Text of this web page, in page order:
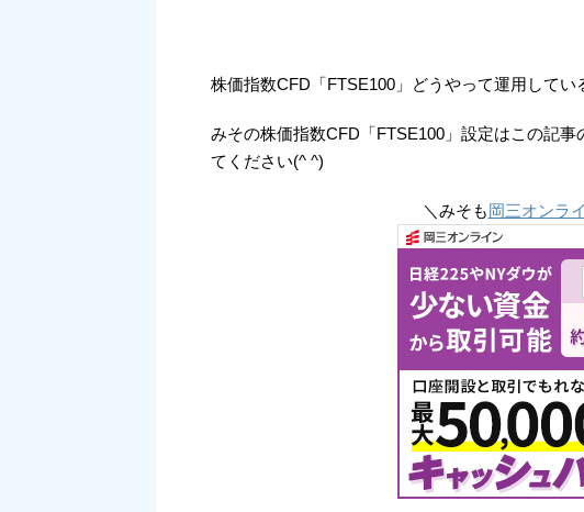
株価指数CFD「FTSE100」どうやって運用してい
みその株価指数CFD「FTSE100」設定はこの記
てください(^ ^)
＼みそも岡三オンラ